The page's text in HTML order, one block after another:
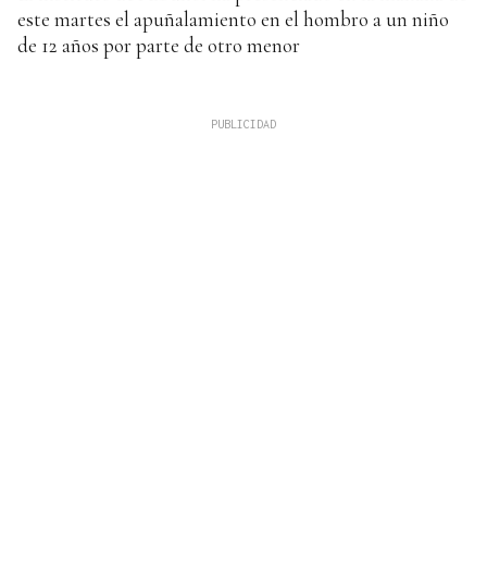
este martes el apuñalamiento en el hombro a un niño
de 12 años por parte de otro menor